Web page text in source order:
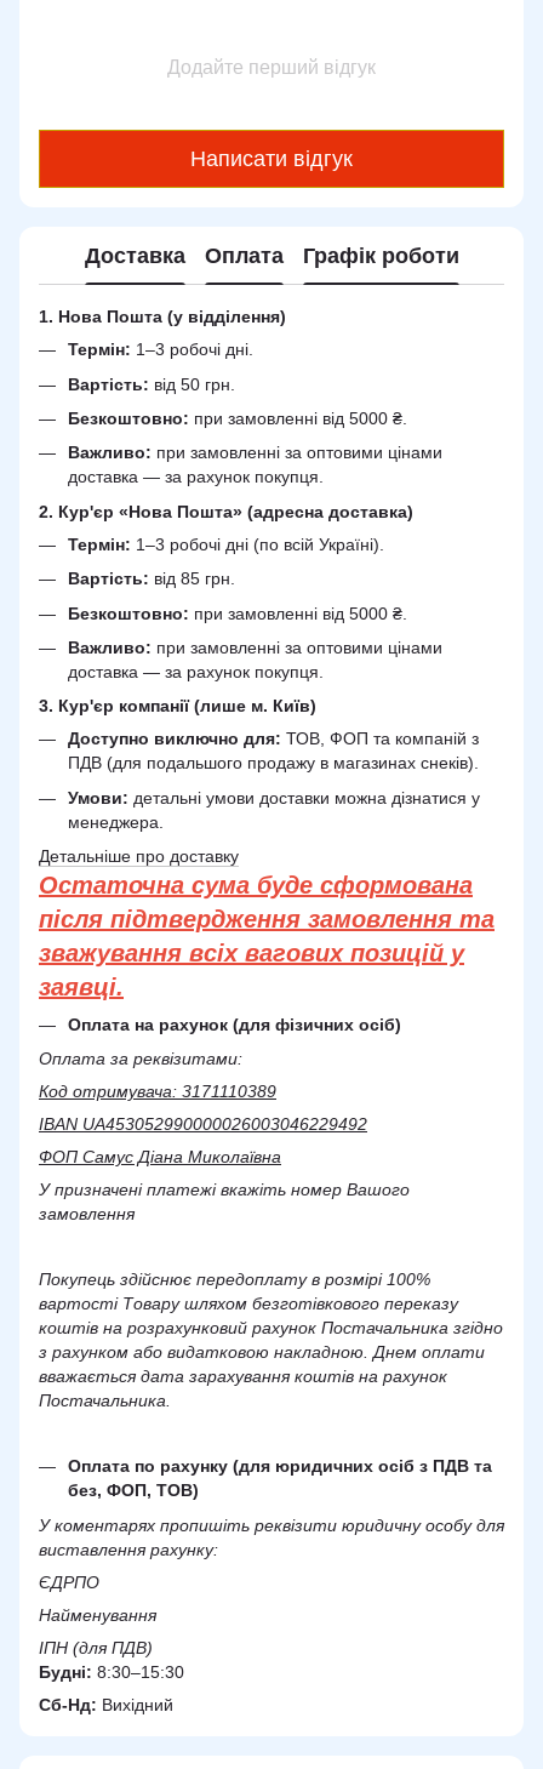
Додайте перший відгук
Написати відгук
Доставка Оплата Графік роботи
1. Нова Пошта (у відділення)
Термін: 1–3 робочі дні.
Вартість: від 50 грн.
Безкоштовно: при замовленні від 5000 ₴.
Важливо: при замовленні за оптовими цінами
доставка — за рахунок покупця.
2. Кур'єр «Нова Пошта» (адресна доставка)
Термін: 1–3 робочі дні (по всій Україні).
Вартість: від 85 грн.
Безкоштовно: при замовленні від 5000 ₴.
Важливо: при замовленні за оптовими цінами
доставка — за рахунок покупця.
3. Кур'єр компанії (лише м. Київ)
Доступно виключно для: ТОВ, ФОП та компаній з
ПДВ (для подальшого продажу в магазинах снеків).
Умови: детальні умови доставки можна дізнатися у
менеджера.
Детальніше про доставку
Остаточна сума буде сформована
після підтвердження замовлення та
зважування всіх вагових позицій у
заявці.
Оплата на рахунок (для фізичних осіб)
Оплата за реквізитами:
Код отримувача: 3171110389
IBAN UA453052990000026003046229492
ФОП Самус Діана Миколаївна
У призначені платежі вкажіть номер Вашого
замовлення
Покупець здійснює передоплату в розмірі 100%
вартості Товару шляхом безготівкового переказу
коштів на розрахунковий рахунок Постачальника згідно
з рахунком або видатковою накладною. Днем оплати
вважається дата зарахування коштів на рахунок
Постачальника.
Оплата по рахунку (для юридичних осіб з ПДВ та
без, ФОП, ТОВ)
У коментарях пропишіть реквізити юридичну особу для
виставлення рахунку:
ЄДРПО
Найменування
ІПН (для ПДВ)
Будні: 8:30–15:30
Сб-Нд: Вихідний